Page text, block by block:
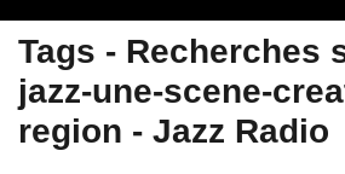
Tags - Recherches
jazz-une-scene-
region - Jazz Radio